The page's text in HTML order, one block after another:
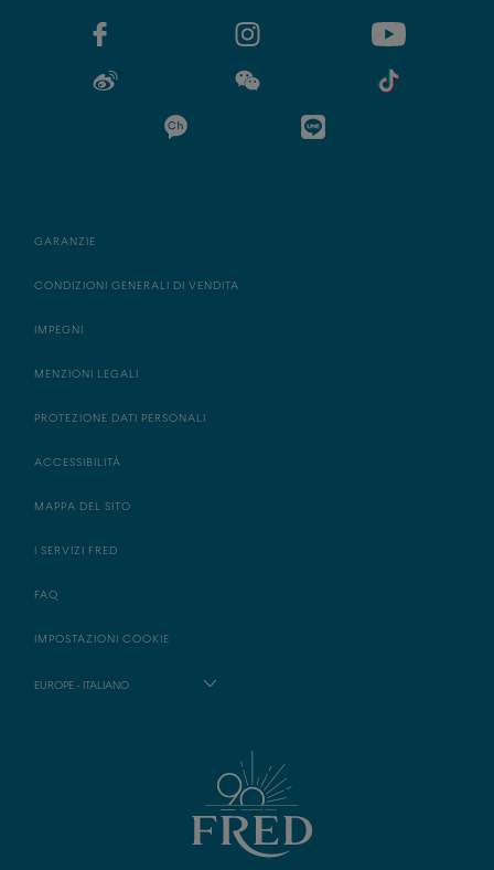
GARANZIE
CONDIZIONI GENERALI DI VENDITA
IMPEGNI
MENZIONI LEGALI
PROTEZIONE DATI PERSONALI
ACCESSIBILITÀ
MAPPA DEL SITO
I SERVIZI FRED
FAQ
IMPOSTAZIONI COOKIE
EUROPE - ITALIANO